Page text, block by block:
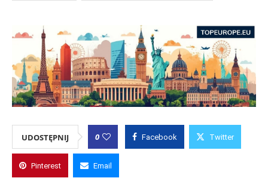
UDOSTĘPNIJ 0 Facebook Twitter
Pinterest Email